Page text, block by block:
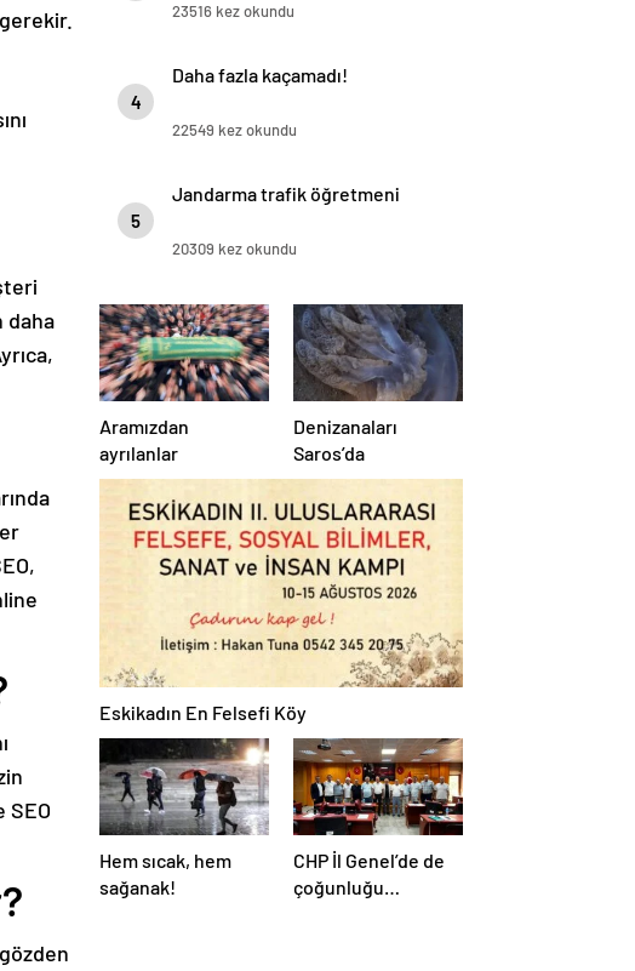
daha
23516 kez okundu
4
Daha fazla kaçamadı!
22549 kez okundu
5
Jandarma trafik öğretmeni
20309 kez okundu
Aramızdan
ayrılanlar
Denizanaları
Saros’da
Eskikadın En Felsefi Köy
Hem sıcak, hem
sağanak!
CHP İl Genel’de de
çoğunluğu